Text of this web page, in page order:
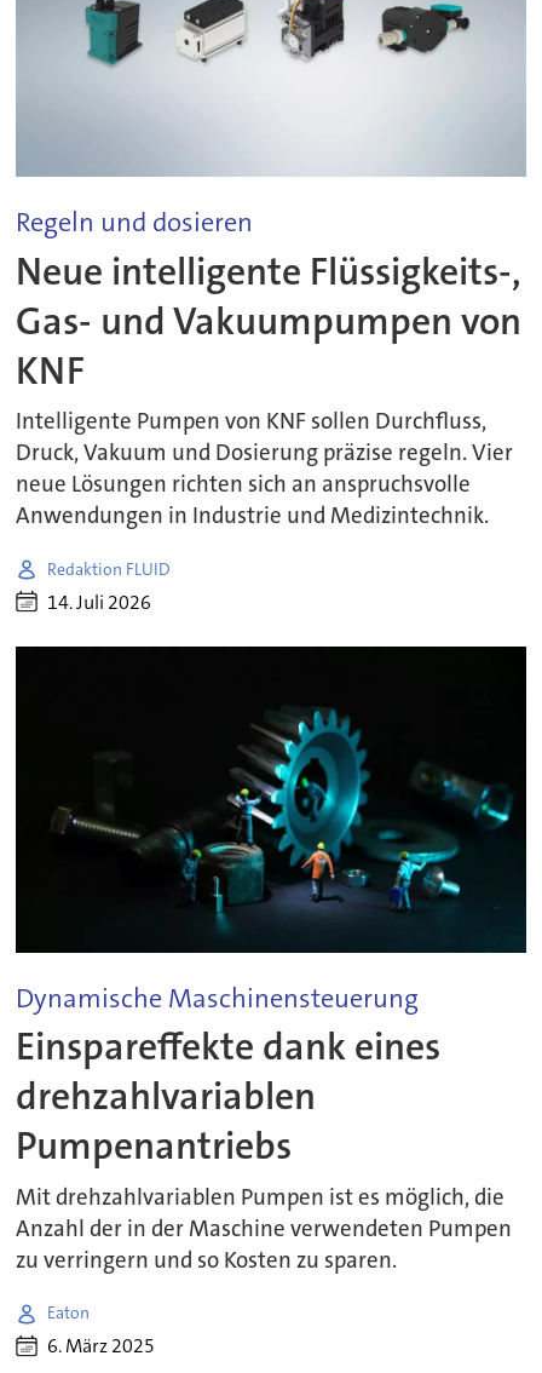
Regeln und dosieren
Neue intelligente Flüssigkeits-,
Gas- und Vakuumpumpen von
KNF
Intelligente Pumpen von KNF sollen Durchfluss,
Druck, Vakuum und Dosierung präzise regeln. Vier
neue Lösungen richten sich an anspruchsvolle
Anwendungen in Industrie und Medizintechnik.
Redaktion FLUID
14. Juli 2026
Dynamische Maschinensteuerung
Einspareffekte dank eines
drehzahlvariablen
Pumpenantriebs
Mit drehzahlvariablen Pumpen ist es möglich, die
Anzahl der in der Maschine verwendeten Pumpen
zu verringern und so Kosten zu sparen.
Eaton
6. März 2025